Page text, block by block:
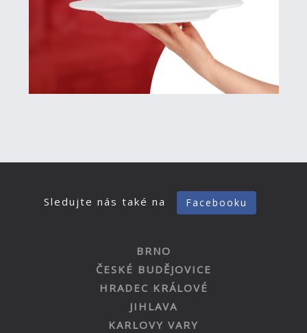
Sledujte nás také na Facebooku
BRNO
ČESKÉ BUDĚJOVICE
HRADEC KRÁLOVÉ
JIHLAVA
KARLOVY VARY